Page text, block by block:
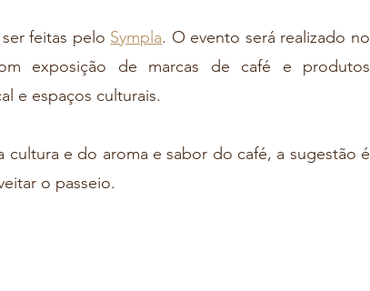
feitas pelo
Sympla. O evento será realizado no
exposição de marcas de café e produtos
e espaços culturais.
o passeio.